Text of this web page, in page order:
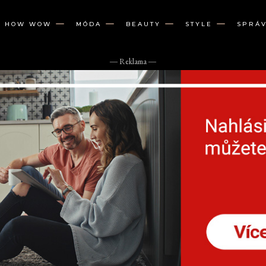
HOW WOW MÓDA BEAUTY STYLE
― Reklama ―